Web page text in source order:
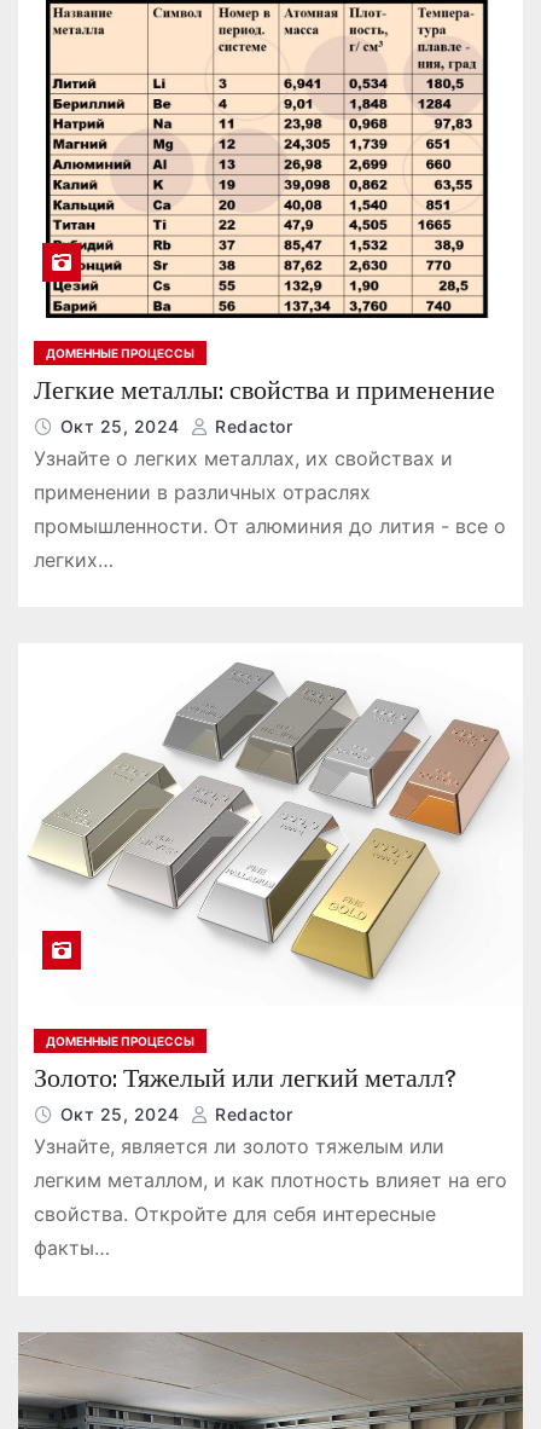
ДОМЕННЫЕ ПРОЦЕССЫ
Легкие металлы: свойства и применение
Окт 25, 2024 Redactor
Узнайте о легких металлах, их свойствах и
применении в различных отраслях
промышленности. От алюминия до лития - все о
легких…
ДОМЕННЫЕ ПРОЦЕССЫ
Золото: Тяжелый или легкий металл?
Окт 25, 2024 Redactor
Узнайте, является ли золото тяжелым или
легким металлом, и как плотность влияет на его
свойства. Откройте для себя интересные
факты…